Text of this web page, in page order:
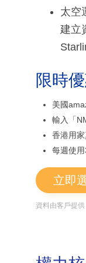
太空
建立
限時
美國
輸入「
香港用
每週使
立即
資料由客戶提供